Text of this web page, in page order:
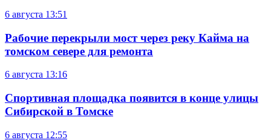
6 августа 13:51
Рабочие перекрыли мост через реку Кайма на
томском севере для ремонта
6 августа 13:16
Спортивная площадка появится в конце улицы
Сибирской в Томске
6 августа 12:55